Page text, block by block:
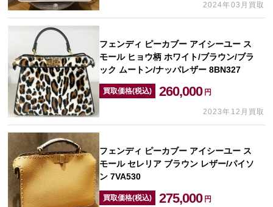
2024年03月買取
フェンディ ピーカブー アイシーユー ス
モール ヒョウ柄 ホワイト/ブラウン/ブラ
ック ムートン/ナッパレザー 8BN327
買取価格(税込) 260,000 円
2023年12月買取
フェンディ ピーカブー アイシーユー ス
モール セレリア ブラウン レザー/パイソ
ン 7VA530
買取価格(税込) 275,000 円